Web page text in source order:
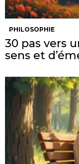
PHILOSOPHIE
30 pas vers
sens et